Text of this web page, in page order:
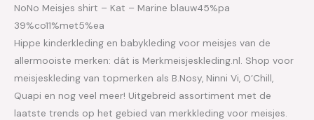
NoNo Meisjes shirt – Kat – Marine blauw45%pa
39%co11%met5%ea
Hippe kinderkleding en babykleding voor meisjes van de
allermooiste merken: dát is Merkmeisjeskleding.nl. Shop voor
meisjeskleding van topmerken als B.Nosy, Ninni Vi, O’Chill,
Quapi en nog veel meer! Uitgebreid assortiment met de
laatste trends op het gebied van merkkleding voor meisjes.